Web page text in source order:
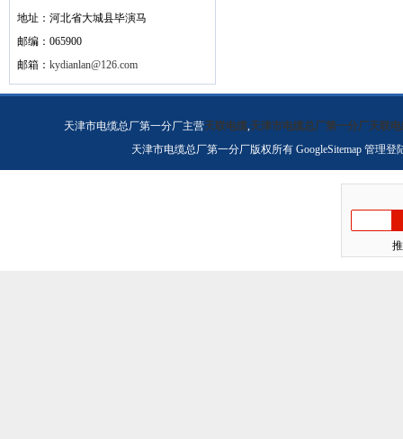
地址：河北省大城县毕演马
邮编：065900
邮箱： kydianlan@126.com
天津市电缆总厂第一分厂主营天联电缆,天津市电缆总厂第一分厂天联电
天津市电缆总厂第一分厂版权所有 GoogleSitemap 管理登